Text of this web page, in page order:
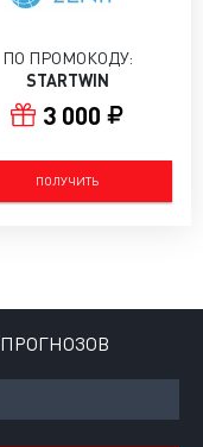
ПО ПРОМОКОДУ:
STARTWIN
3 000
ПОЛУЧИТЬ